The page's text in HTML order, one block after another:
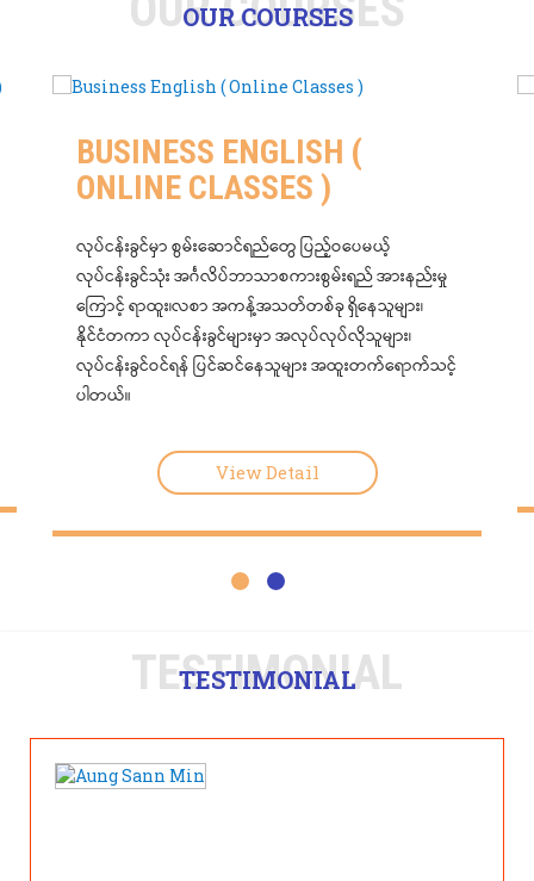
OUR COURSES
GENERAL ENGLISH (
ONLINE AND PHYSICAL
အင်္ဂလိပ်ဘာသာစကားကို အခြေခံကနေစမတက်ဘဲ မိမိ
သက်ဆိုင်ရာ level မှစ၍ communicative purpose
ဖြင့် ထိထိရောက်ရောက် သင်ယူလိုသူများတက်ရောက်သင့်
ပါတယ်။
View Detail
TESTIMONIAL
TESTIMONIAL